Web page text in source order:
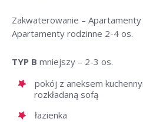
Zakwaterowanie –
Apartamenty rodzinne 2-4 os.
TYP B mniejszy – 2-3 os.
pokój z aneksem
rozkładaną sofą
łazienka